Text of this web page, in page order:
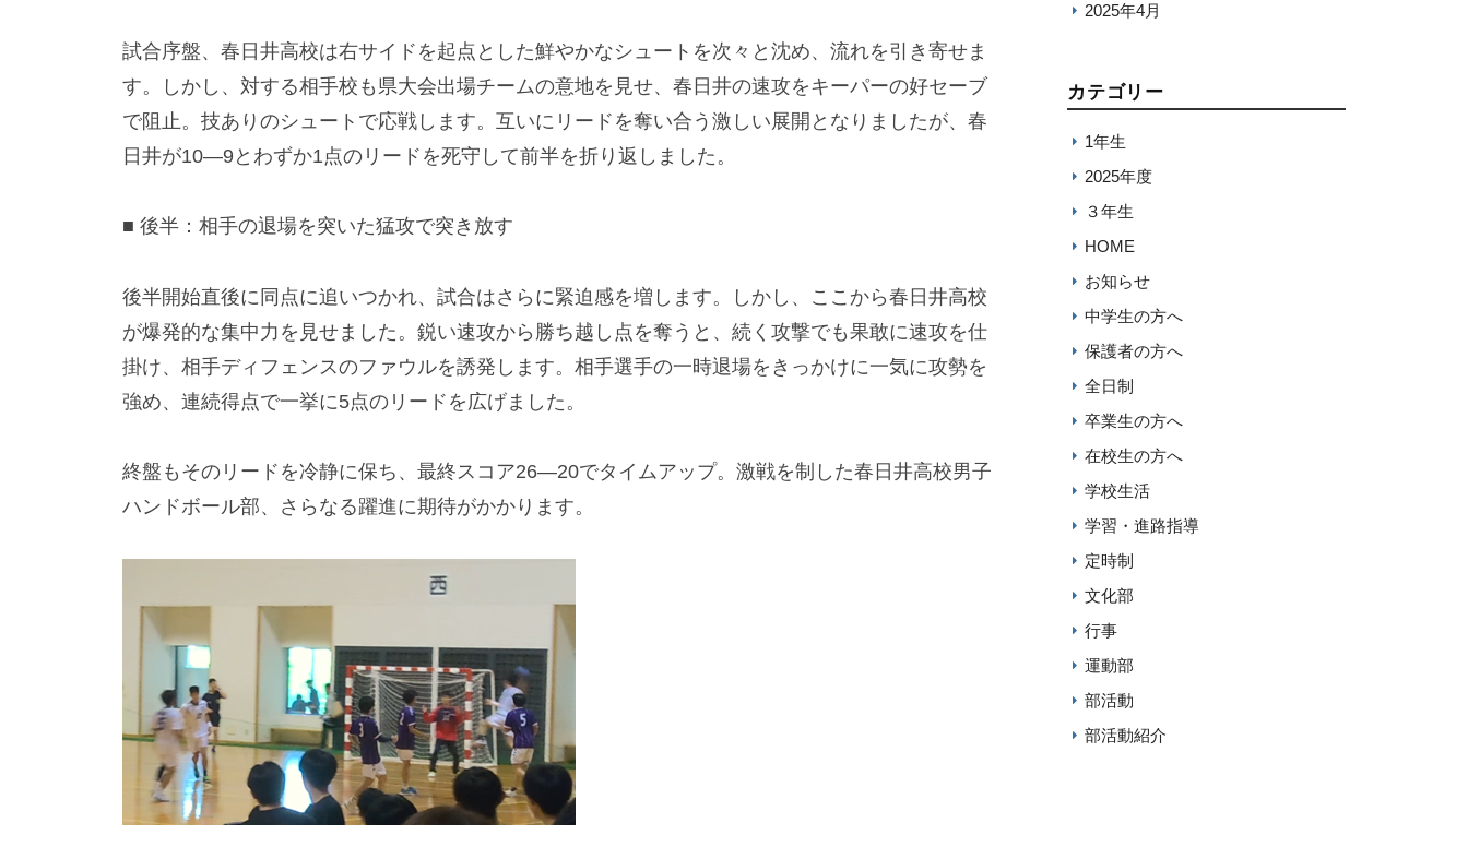
試合序盤、春日井高校は右サイドを起点とした鮮やかなシュートを次々と沈め、流れを引き寄せま
す。しかし、対する相手校も県大会出場チームの意地を見せ、春日井の速攻をキーパーの好セーブ
で阻止。技ありのシュートで応戦します。互いにリードを奪い合う激しい展開となりましたが、春
日井が10—9とわずか1点のリードを死守して前半を折り返しました。
■ 後半：相手の退場を突いた猛攻で突き放す
後半開始直後に同点に追いつかれ、試合はさらに緊迫感を増します。しかし、ここから春日井高校
が爆発的な集中力を見せました。鋭い速攻から勝ち越し点を奪うと、続く攻撃でも果敢に速攻を仕
掛け、相手ディフェンスのファウルを誘発します。相手選手の一時退場をきっかけに一気に攻勢を
強め、連続得点で一挙に5点のリードを広げました。
終盤もそのリードを冷静に保ち、最終スコア26—20でタイムアップ。激戦を制した春日井高校男子
ハンドボール部、さらなる躍進に期待がかかります。
2025年4月
カテゴリー
1年生
2025年度
３年生
HOME
お知らせ
中学生の方へ
保護者の方へ
全日制
卒業生の方へ
在校生の方へ
学校生活
学習・進路指導
定時制
文化部
行事
運動部
部活動
部活動紹介